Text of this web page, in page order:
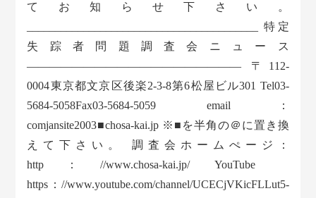
てお知らせ下さい。
_________________________________________ 特定
失踪者問題調査会ニュース
——————————————————— 〒112-
0004東京都文京区後楽2-3-8第6松屋ビル301 Tel03-
5684-5058Fax03-5684-5059 email：
comjansite2003■chosa-kai.jp ※■を半角の＠に置き換
えて下さい。 調査会ホームぺージ：
http：//www.chosa-kai.jp/ YouTube
https：//www.youtube.com/channel/UCECjVKicFLLut5-